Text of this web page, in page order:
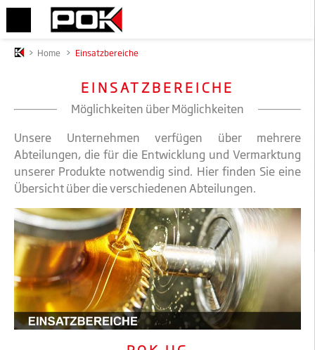
> Home > Einsatzbereiche
EINSATZBEREICHE
Möglichkeiten über Möglichkeiten
Unsere Unternehmen verfügen über mehrere
Abteilungen, die für die Entwicklung und Vermarktung
unserer Produkte notwendig sind. Hier finden Sie eine
Übersicht über die verschiedenen Abteilungen.